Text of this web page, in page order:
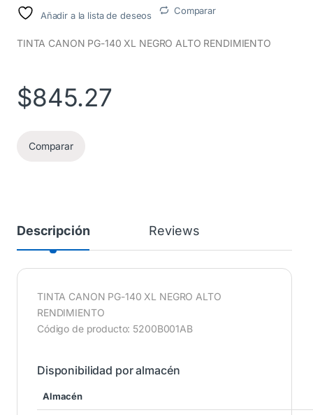
Añadir a la lista de deseos Comparar
TINTA CANON PG-140 XL NEGRO ALTO RENDIMIENTO
$845.27
Comparar
Descripción Reviews
TINTA CANON PG-140 XL NEGRO ALTO
RENDIMIENTO
Código de producto: 5200B001AB
Disponibilidad por almacén
Almacén